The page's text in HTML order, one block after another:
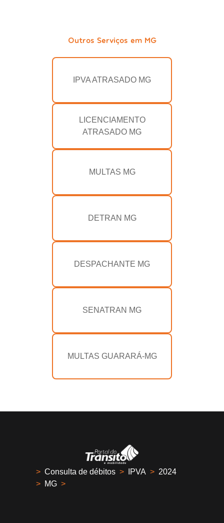
Outros Serviços em MG
IPVA ATRASADO MG
LICENCIAMENTO
ATRASADO MG
MULTAS MG
DETRAN MG
DESPACHANTE MG
SENATRAN MG
MULTAS GUARARÁ-MG
> Consulta de débitos > IPVA > 2024
> MG >